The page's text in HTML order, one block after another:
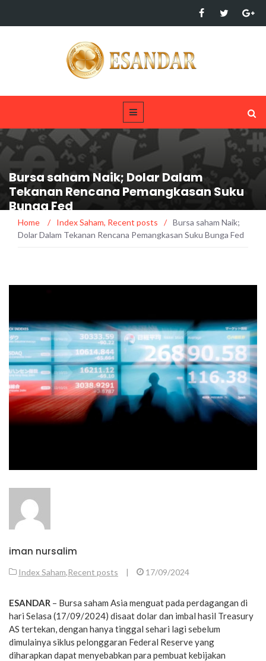
Bursa saham Naik; Dolar Dalam
Tekanan Rencana Pemangkasan Suku
Bunga Fed
Home / Index Saham, Recent posts / Bursa saham Naik;
Dolar Dalam Tekanan Rencana Pemangkasan Suku Bunga Fed
iman nursalim
Index Saham,Recent posts | 17/09/2024
ESANDAR – Bursa saham Asia menguat pada perdagangan di
hari Selasa (17/09/2024) disaat dolar dan imbal hasil Treasury
AS tertekan, dengan hanya tinggal sehari lagi sebelum
dimulainya siklus pelonggaran Federal Reserve yang
diharapkan dapat menyebabkan para pembuat kebijakan